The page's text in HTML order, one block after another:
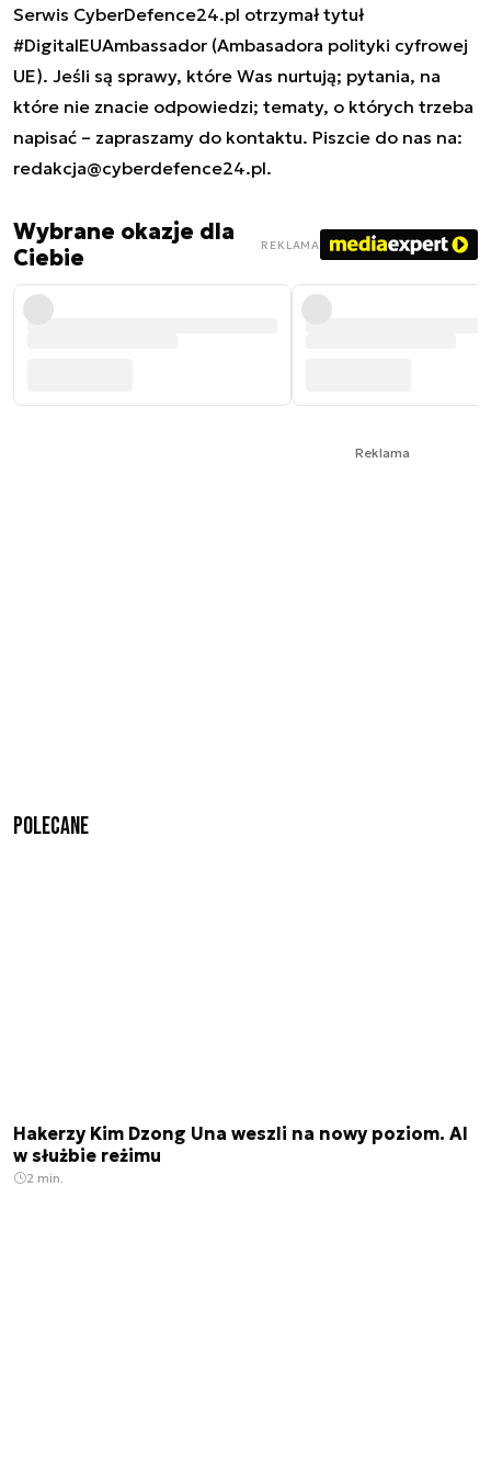
Serwis CyberDefence24.pl otrzymał tytuł
#DigitalEUAmbassador (Ambasadora polityki cyfrowej
UE). Jeśli są sprawy, które Was nurtują; pytania, na
które nie znacie odpowiedzi; tematy, o których trzeba
napisać – zapraszamy do kontaktu. Piszcie do nas na:
redakcja@cyberdefence24.pl.
Wybrane okazje dla
Ciebie
REKLAMA
Reklama
Polecane
Hakerzy Kim Dzong Una weszli na nowy poziom. AI
w służbie reżimu
2 min.